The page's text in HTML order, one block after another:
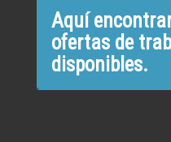
Aquí
ofertas de
disponibles.